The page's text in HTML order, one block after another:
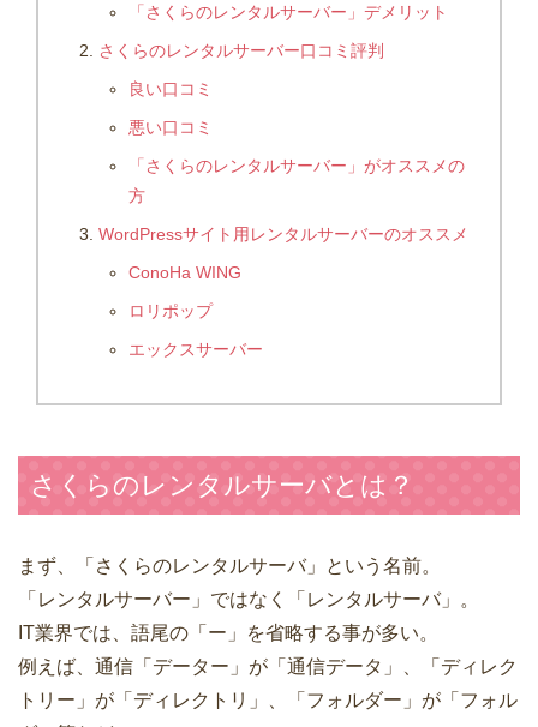
「さくらのレンタルサーバー」デメリット
さくらのレンタルサーバー口コミ評判
良い口コミ
悪い口コミ
「さくらのレンタルサーバー」がオススメの
方
WordPressサイト用レンタルサーバーのオススメ
ConoHa WING
ロリポップ
エックスサーバー
さくらのレンタルサーバとは？
まず、「さくらのレンタルサーバ」という名前。
「レンタルサーバー」ではなく「レンタルサーバ」。
IT業界では、語尾の「ー」を省略する事が多い。
例えば、通信「データー」が「通信データ」、「ディレク
トリー」が「ディレクトリ」、「フォルダー」が「フォル